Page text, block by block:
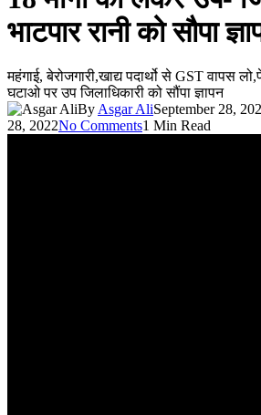
भाटपार रानी को सौपा
महंगाई, बेरोजगारी,खाद्य पदार्थो से GST वापस
घटाओ पर उप जिलाधिकारी को सौंपा ज्ञापन
ByAsgar AliSeptember 28,
28, 2022No Comments1 Min Read